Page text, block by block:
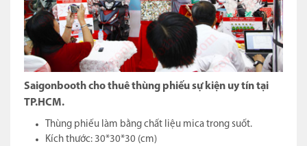
Saigonbooth cho thuê thùng phiếu sự kiện uy tín tại
TP.HCM.
Thùng phiếu làm bằng chất liệu mica trong suốt.
Kích thước: 30*30*30 (cm)